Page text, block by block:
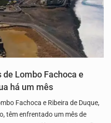
Lombo Fachoca e
há um mês
Fachoca e Ribeira de Duque,
têm enfrentado um mês de